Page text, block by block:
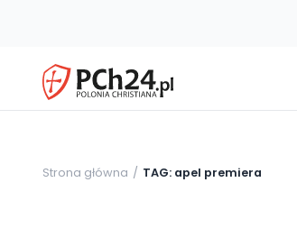
Strona główna TAG: apel premiera